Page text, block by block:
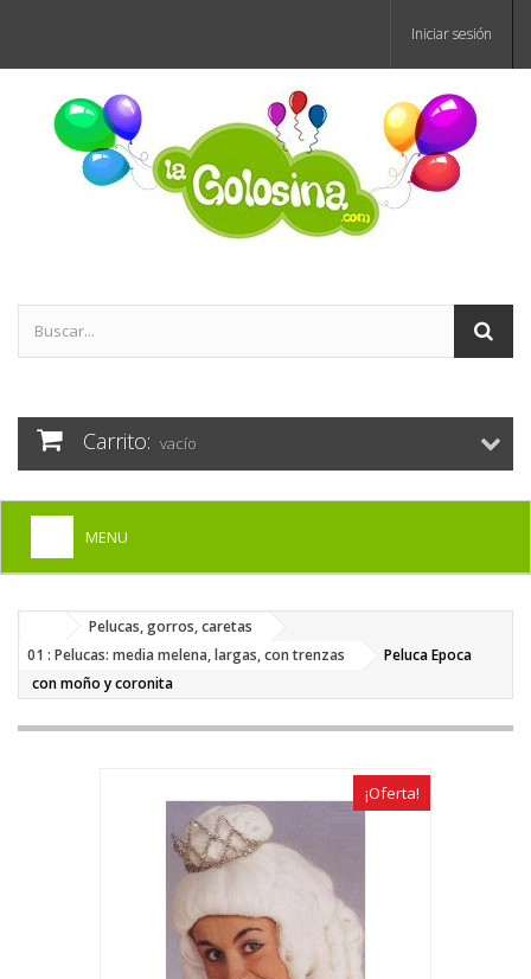
Iniciar sesión
Carrito: vacío
MENU
DISFRACES PARA ADULTOS
+
DISFRACES INFANTILES
+
COMPLEMENTOS
PELUCAS, GORROS, CARETAS
Pelucas, gorros, caretas
01 : Pelucas: media melena, largas, con trenzas
Peluca Epoca
con moño y coronita
¡Oferta!